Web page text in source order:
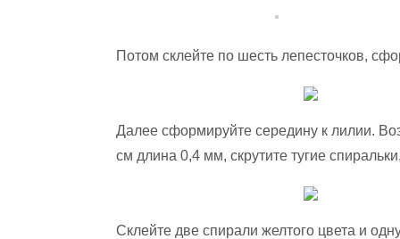
Потом склейте по шесть лепесточков,
Далее сформируйте середину к лилии.
см длина 0,4 мм, скрутите тугие
Склейте две спирали желтого цвета и